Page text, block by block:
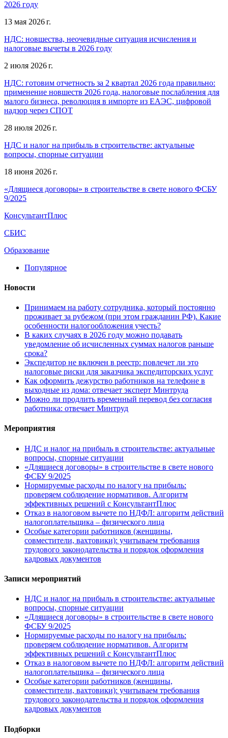
2026 году
13 мая 2026 г.
НДС: новшества, неочевидные ситуация исчисления и
налоговые вычеты в 2026 году
2 июля 2026 г.
НДС: готовим отчетность за 2 квартал 2026 года правильно:
применение новшеств 2026 года, налоговые послабления для
малого бизнеса, революция в импорте из ЕАЭС, цифровой
надзор через СПОТ
28 июля 2026 г.
НДС и налог на прибыль в строительстве: актуальные
вопросы, спорные ситуации
18 июня 2026 г.
«Длящиеся договоры» в строительстве в свете нового ФСБУ
9/2025
КонсультантПлюс
СБИС
Образование
Популярное
Новости
Принимаем на работу сотрудника, который постоянно
проживает за рубежом (при этом гражданин РФ). Какие
особенности налогообложения учесть?
В каких случаях в 2026 году можно подавать
уведомление об исчисленных суммах налогов раньше
срока?
Экспедитор не включен в реестр: повлечет ли это
налоговые риски для заказчика экспедиторских услуг
Как оформить дежурство работников на телефоне в
выходные из дома: отвечает эксперт Минтруда
Можно ли продлить временный перевод без согласия
работника: отвечает Минтруд
Мероприятия
НДС и налог на прибыль в строительстве: актуальные
вопросы, спорные ситуации
«Длящиеся договоры» в строительстве в свете нового
ФСБУ 9/2025
Нормируемые расходы по налогу на прибыль:
проверяем соблюдение нормативов. Алгоритм
эффективных решений с КонсультантПлюс
Отказ в налоговом вычете по НДФЛ: алгоритм действий
налогоплательщика – физического лица
Особые категории работников (женщины,
совместители, вахтовики): учитываем требования
трудового законодательства и порядок оформления
кадровых документов
Записи мероприятий
НДС и налог на прибыль в строительстве: актуальные
вопросы, спорные ситуации
«Длящиеся договоры» в строительстве в свете нового
ФСБУ 9/2025
Нормируемые расходы по налогу на прибыль:
проверяем соблюдение нормативов. Алгоритм
эффективных решений с КонсультантПлюс
Отказ в налоговом вычете по НДФЛ: алгоритм действий
налогоплательщика – физического лица
Особые категории работников (женщины,
совместители, вахтовики): учитываем требования
трудового законодательства и порядок оформления
кадровых документов
Подборки